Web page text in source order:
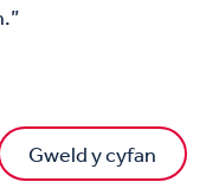
Gweld y cyfan